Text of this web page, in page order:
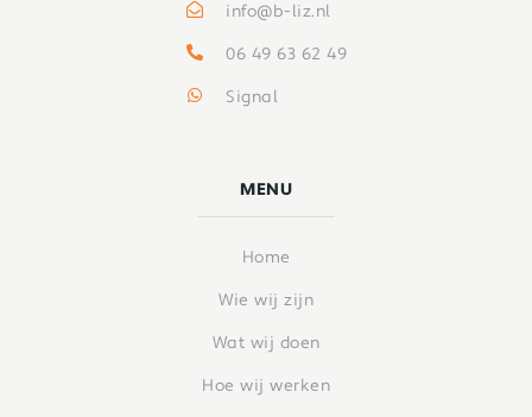
info@b-liz.nl
06 49 63 62 49
Signal
MENU
Home
Wie wij zijn
Wat wij doen
Hoe wij werken